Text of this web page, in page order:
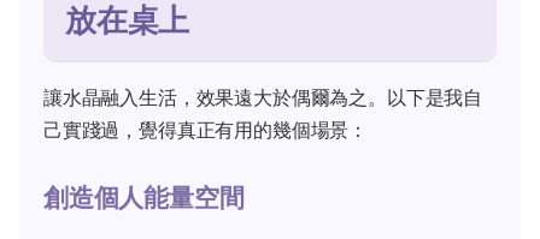
放在桌上
讓水晶融入生活，效果遠大於偶爾為之。以下是我自
己實踐過，覺得真正有用的幾個場景：
創造個人能量空間